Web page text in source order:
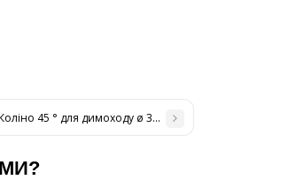
н / н 0,8 мм45 ° для димоходу ø 300/360 н / н 0,8 мм